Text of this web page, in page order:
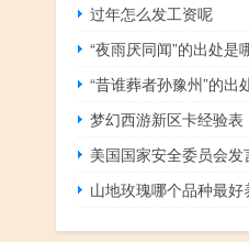
过年怎么发工资呢
“夜雨厌同闻”的出处是
“昔谁葬者孙豫州”的出
梦幻西游新区卡经验表
山地玫瑰哪个品种最好